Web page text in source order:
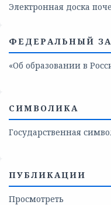
Электронная доска
ФЕДЕРАЛЬНЫЙ
«Об образовании в
СИМВОЛИКА
Государственная
ПУБЛИКАЦИИ
Просмотреть